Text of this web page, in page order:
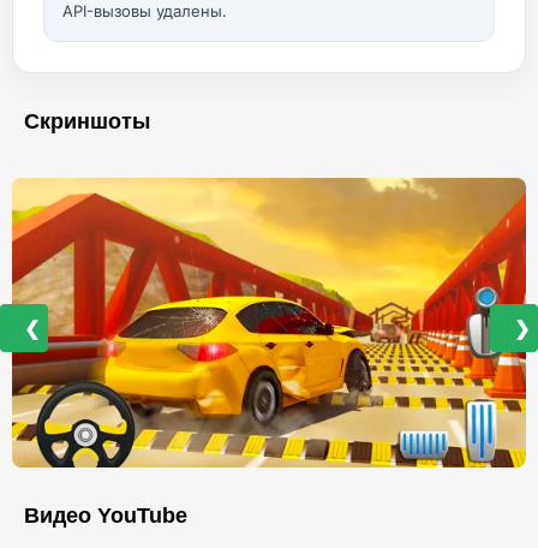
API-вызовы удалены.
Скриншоты
❮ ❯
Видео YouTube